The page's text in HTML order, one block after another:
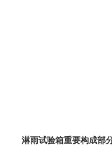
淋雨试验箱重要构成部